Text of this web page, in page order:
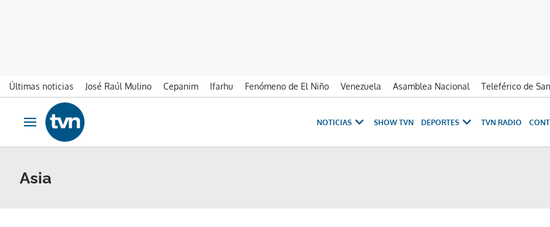
Últimas noticias José Raúl Mulino Cepanim Ifarhu Fenómeno de El Niño Venezuela Asamblea Nacional Teleférico de
Ir al contenido
Obrir navegació
NOTICIAS SHOW TVN DEPORTES TVN RADIO
Asia